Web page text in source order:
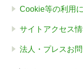
Cookie等の利用
サイトアクセス
法人・プレスお